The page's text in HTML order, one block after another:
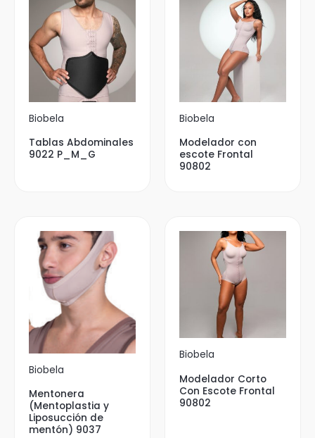
Biobela
Tablas Abdominales
9022 P_M_G
Biobela
Modelador con
escote Frontal
90802
Biobela
Mentonera
(Mentoplastia y
Liposucción de
mentón) 9037
Biobela
Modelador Corto
Con Escote Frontal
90802